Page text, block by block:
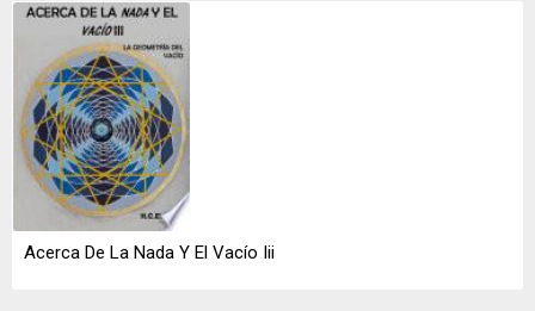
Acerca De La Nada Y El Vacío Iii